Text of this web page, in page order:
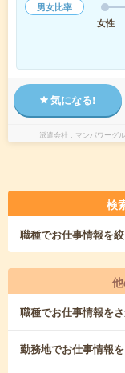
男女比率
女性
気になる!
派遣会社 マンパワーグ
検
職種でお仕事情報を
職種でお仕事情報を
勤務地でお仕事情報